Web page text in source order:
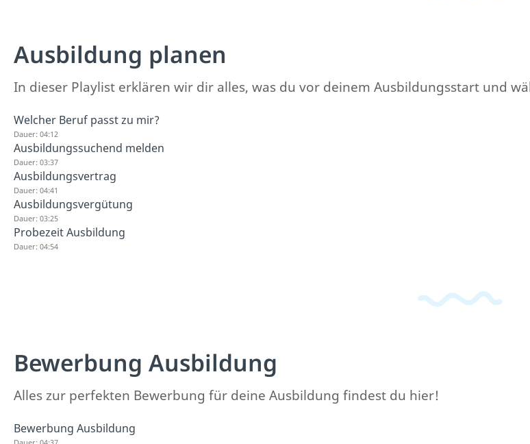
Ausbildung planen
In dieser Playlist erklären wir dir alles, was du vor deinem Ausbildungsstart und
Welcher Beruf passt zu mir?
Dauer: 04:12
Ausbildungssuchend melden
Dauer: 03:37
Ausbildungsvertrag
Dauer: 04:41
Ausbildungsvergütung
Dauer: 03:25
Probezeit Ausbildung
Dauer: 04:54
Bewerbung Ausbildung
Alles zur perfekten Bewerbung für deine Ausbildung findest du hier!
Bewerbung Ausbildung
Dauer: 04:37